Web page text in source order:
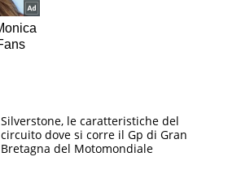
Silverstone, le caratteristiche del
circuito dove si corre il Gp di Gran
Bretagna del Motomondiale